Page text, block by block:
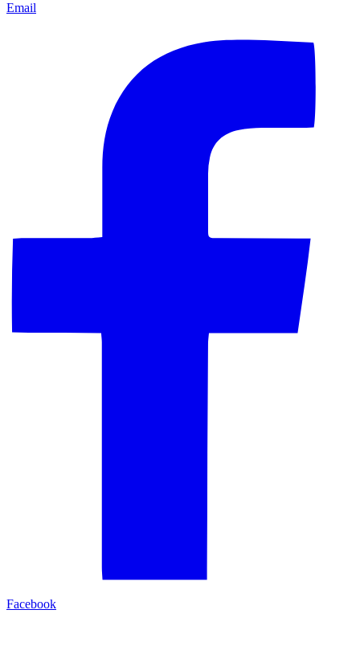
Email
Facebook